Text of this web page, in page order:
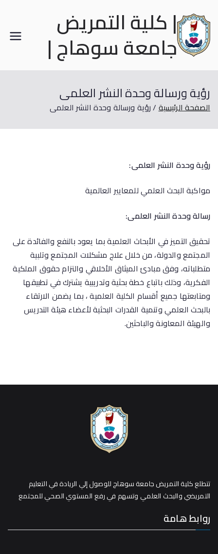
| كلية التمريض
جامعة سوهاج |
رؤية ورسالة وحدة النشر العلمى
الصفحة الرئيسية رؤية ورسالة وحدة النشر العلمى
رؤيةوحدة النشر العلمى:
مواكبة البحث العلمي للمعايير العالمية
رسالةوحدة النشر العلمى:
تحقيق التميز في الأبحاث العلمية بما يعود بالنفع والفائدة على
المجتمع والدولة، من خلال علاج مشكلات المجتمع وتلبية
متطلباته، وفق مبادئ الميثاق الأخلاقي والتزام حقوق الملكية
الفكرية، وذلك باتباع خطة بحثية وتدريبية يشترك في تطبيقها
ومتابعتها جميع أقسام الكلية العلمية ، بما يضمن الارتقاء
بالبحث العلمي وتنمية القدرات البحثية لأعضاء هيئة التدريس
والهيئة المعاونة والباحثين.
تتطلع كلية التمريض جامعة سوهاج للوصول إلي الريادة في التعليم
التمريضي والبحث العلمي وتسهم في رفع المستوي الصحي للمجتمع
روابط هامة